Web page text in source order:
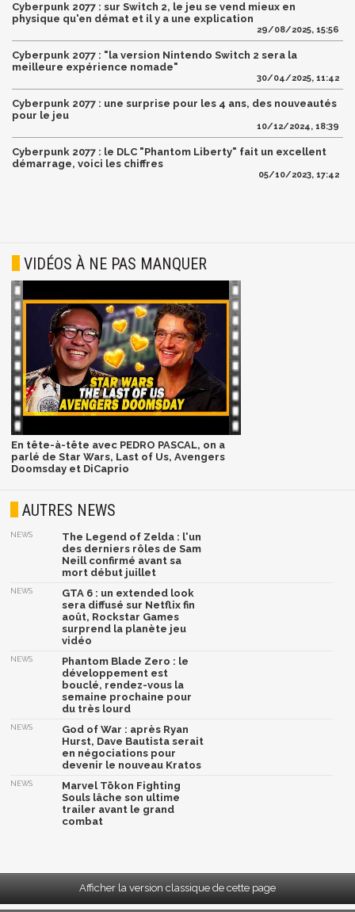
Cyberpunk 2077 : sur Switch 2, le jeu se vend mieux en
physique qu'en démat et il y a une explication
29/08/2025, 15:56
Cyberpunk 2077 : "la version Nintendo Switch 2 sera la
meilleure expérience nomade"
30/04/2025, 11:42
Cyberpunk 2077 : une surprise pour les 4 ans, des nouveautés
pour le jeu
10/12/2024, 18:39
Cyberpunk 2077 : le DLC "Phantom Liberty" fait un excellent
démarrage, voici les chiffres
05/10/2023, 17:42
VIDÉOS À NE PAS MANQUER
En tête-à-tête avec PEDRO PASCAL, on a
parlé de Star Wars, Last of Us, Avengers
Doomsday et DiCaprio
AUTRES NEWS
NEWS
The Legend of Zelda : l'un
des derniers rôles de Sam
Neill confirmé avant sa
mort début juillet
NEWS
GTA 6 : un extended look
sera diffusé sur Netflix fin
août, Rockstar Games
surprend la planète jeu
vidéo
NEWS
Phantom Blade Zero : le
développement est
bouclé, rendez-vous la
semaine prochaine pour
du très lourd
NEWS
God of War : après Ryan
Hurst, Dave Bautista serait
en négociations pour
devenir le nouveau Kratos
NEWS
Marvel Tōkon Fighting
Souls lâche son ultime
trailer avant le grand
combat
Afficher la version classique de cette page